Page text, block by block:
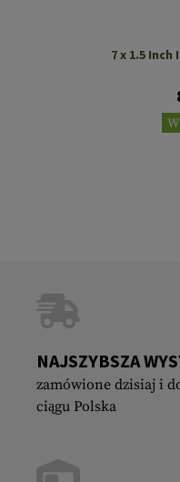
7 x 1.5
NAJSZYBSZA
zamówione dzisiaj i
ciągu Polska